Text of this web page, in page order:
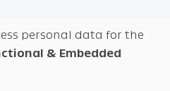
personal data for the
& Embedded